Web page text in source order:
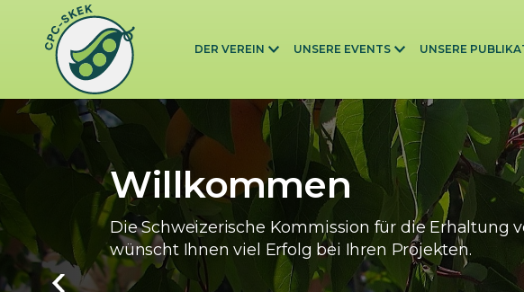
Skip to main content
DER VEREIN UNSERE EVENTS UNSERE
Willkommen
Die Schweizerische Kommission für die Erhaltung
wünscht Ihnen viel Erfolg bei Ihren Projekten.